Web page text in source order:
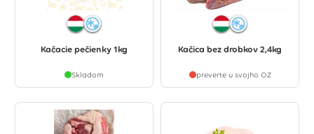
Kačacie pečienky 1kg
Skladom
Kačica bez drobkov 2,4kg
preverte u svojho OZ